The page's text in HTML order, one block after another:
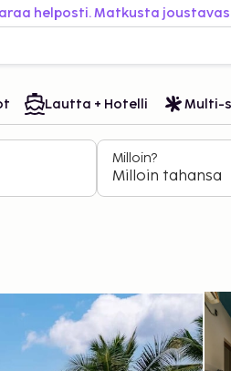
helposti. Matkusta
Lautta + Hotelli Multi-
Milloin?
Milloin tahansa